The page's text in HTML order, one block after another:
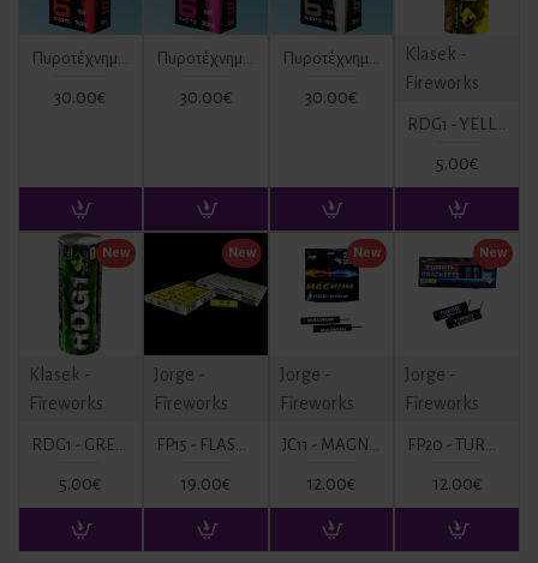
30.00€ 30.00€ 30.00€
Klasek -
Fireworks
5.00€
New
Klasek -
Fireworks
RDG1 - GREEN ΚΑΠΝΟΓΟΝΟ ΠΡΑΣΙΝΟ
5.00€
New
Jorge -
Fireworks
FP15 - FLASH BANGERS WITH FUSE
19.00€
New
Jorge -
Fireworks
JC11 - MAGNUM
12.00€
New
Jorge -
Fireworks
FP20 - TURBO CRACKERS
12.00€